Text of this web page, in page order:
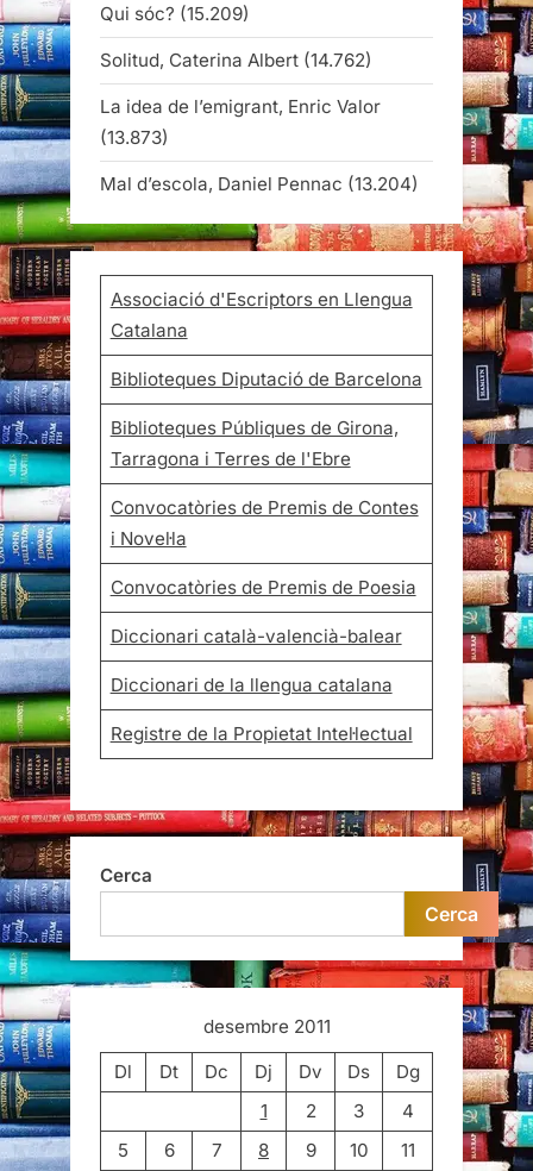
Qui sóc? (15.209)
Solitud, Caterina Albert (14.762)
La idea de l’emigrant, Enric Valor
(13.873)
Mal d’escola, Daniel Pennac (13.204)
Associació d'Escriptors en Llengua
Catalana
Biblioteques Diputació de Barcelona
Biblioteques Públiques de Girona,
Tarragona i Terres de l'Ebre
Convocatòries de Premis de Contes
i Novel·la
Convocatòries de Premis de Poesia
Diccionari català-valencià-balear
Diccionari de la llengua catalana
Registre de la Propietat Intel·lectual
Cerca
Cerca
desembre 2011
Dl
Dt Dc Dj Dv Ds
Dg
1
2 3
4
5
6 7 8 9 10
11